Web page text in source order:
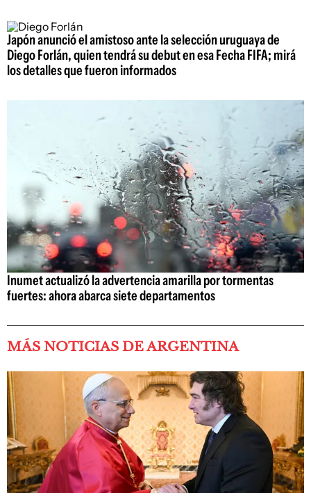
Japón anunció el amistoso ante la selección uruguaya de
Diego Forlán, quien tendrá su debut en esa Fecha FIFA; mirá
los detalles que fueron informados
Inumet actualizó la advertencia amarilla por tormentas
fuertes: ahora abarca siete departamentos
MÁS NOTICIAS DE ARGENTINA